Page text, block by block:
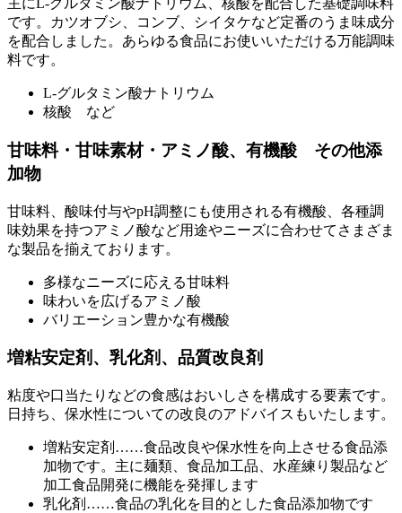
主にL-グルタミン酸ナトリウム、核酸を配合した基礎調味料
です。カツオブシ、コンブ、シイタケなど定番のうま味成分
を配合しました。あらゆる食品にお使いいただける万能調味
料です。
L-グルタミン酸ナトリウム
核酸 など
甘味料・甘味素材・アミノ酸、有機酸 その他添
加物
甘味料、酸味付与やpH調整にも使用される有機酸、各種調
味効果を持つアミノ酸など用途やニーズに合わせてさまざま
な製品を揃えております。
多様なニーズに応える甘味料
味わいを広げるアミノ酸
バリエーション豊かな有機酸
増粘安定剤、乳化剤、品質改良剤
粘度や口当たりなどの食感はおいしさを構成する要素です。
日持ち、保水性についての改良のアドバイスもいたします。
増粘安定剤……食品改良や保水性を向上させる食品添
加物です。主に麺類、食品加工品、水産練り製品など
加工食品開発に機能を発揮します
乳化剤……食品の乳化を目的とした食品添加物です